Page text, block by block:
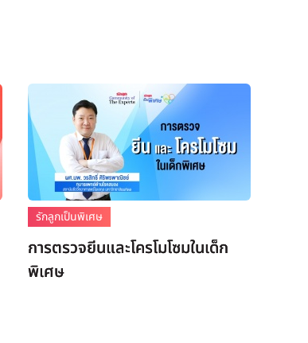
รักลูกเป็นพิเศษ
การตรวจยีนและโครโมโซมในเด็ก
พิเศษ